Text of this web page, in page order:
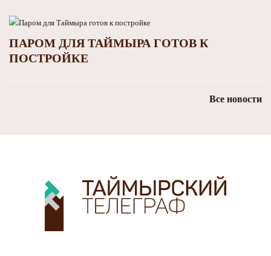
ПАРОМ ДЛЯ ТАЙМЫРА ГОТОВ К
ПОСТРОЙКЕ
Все новости